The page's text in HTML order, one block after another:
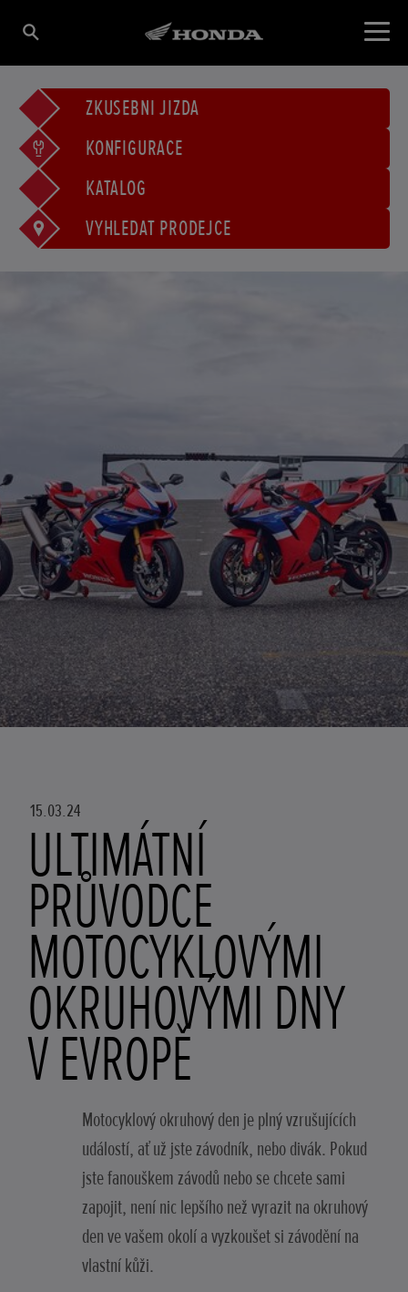
ZKUŠEBNÍ JÍZDA
KONFIGURACE
KATALOG
VYHLEDAT PRODEJCE
15.03.24
ULTIMÁTNÍ
PRŮVODCE
MOTOCYKLOVÝMI
OKRUHOVÝMI DNY
V EVROPĚ
Motocyklový okruhový den je plný vzrušujících
událostí, ať už jste závodník, nebo divák. Pokud
jste fanouškem závodů nebo se chcete sami
zapojit, není nic lepšího než vyrazit na okruhový
den ve vašem okolí a vyzkoušet si závodění na
vlastní kůži.